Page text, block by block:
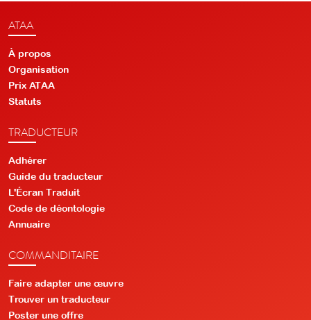
ATAA
À propos
Organisation
Prix ATAA
Statuts
TRADUCTEUR
Adhérer
Guide du traducteur
L'Écran Traduit
Code de déontologie
Annuaire
COMMANDITAIRE
Faire adapter une œuvre
Trouver un traducteur
Poster une offre